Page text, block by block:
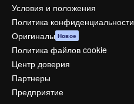
Условия и положения
Политика конфиденциальности
Оригиналы Новое
Политика файлов cookie
Центр доверия
Партнеры
Предприятие